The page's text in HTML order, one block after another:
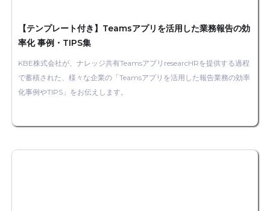
【テンプレート付き】Teamsアプリを活用した業務報告の効
率化 事例・TIPS集
KBE株式会社が、ナレッジ共有TeamsアプリresearcHRを提供する過程
で蓄積された、様々な企業の「Teamsアプリを活用した報告業務の効率
化事例やTIPS」をお伝えします。